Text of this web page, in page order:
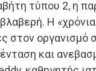
τύπου 2, η
Η
στον οργανισμό
και